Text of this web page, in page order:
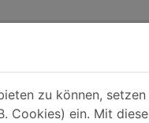
zu können, setzen
Cookies) ein. Mit